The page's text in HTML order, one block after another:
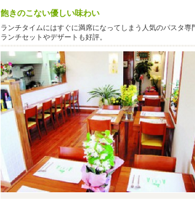
飽きのこない優しい味わい
ランチタイムにはすぐに満席になってしまう人気のパスタ
ランチセットやデザートも好評。